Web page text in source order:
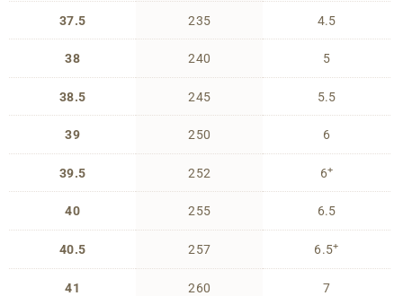
37.5
38
38.5
39
39.5
40
40.5
41
235
240
245
250
252
255
257
260
4.5
5
5.5
6
6+
6.5
6.5+
7